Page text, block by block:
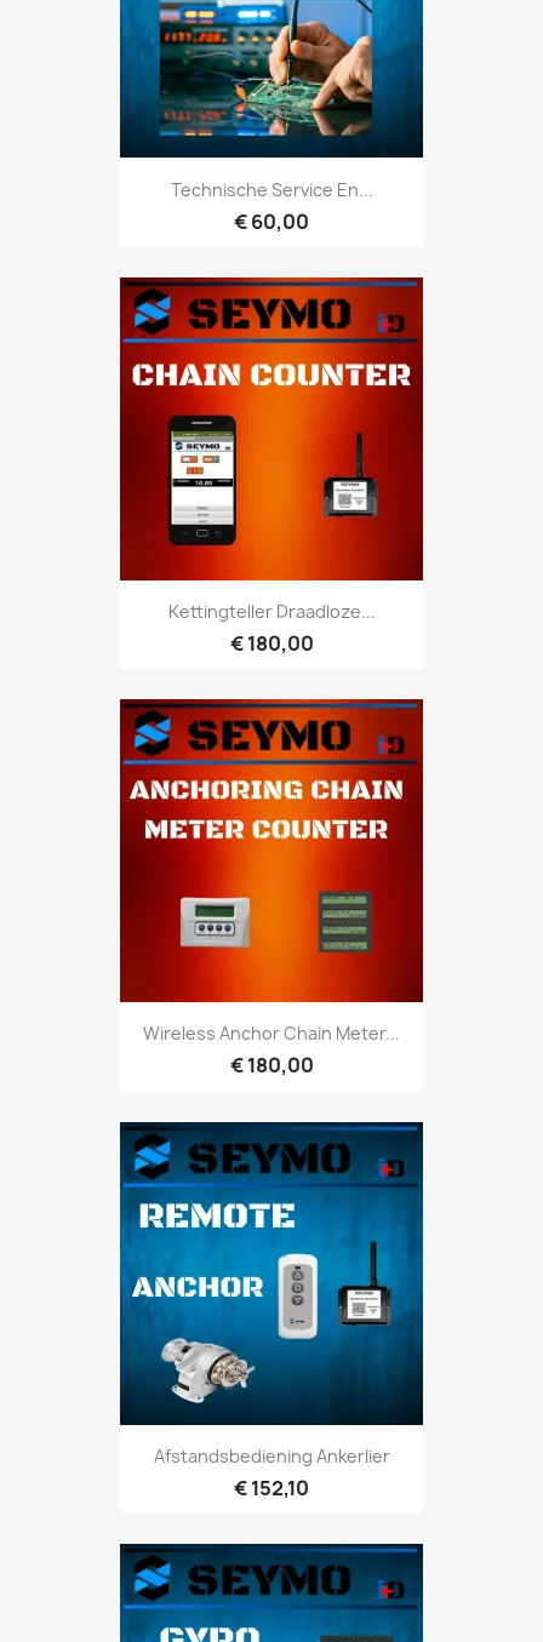
Technische Service En...
€ 60,00
Kettingteller Draadloze...
€ 180,00
Wireless Anchor Chain Meter...
€ 180,00
Afstandsbediening Ankerlier
€ 152,10